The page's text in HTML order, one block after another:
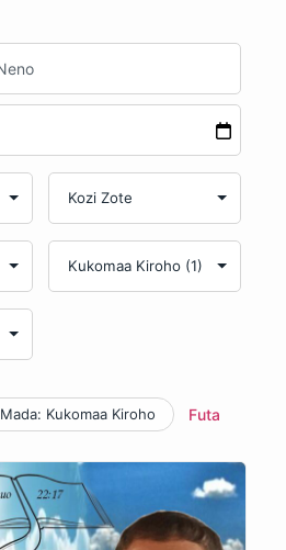
Mada: Kukomaa Kiroho Futa